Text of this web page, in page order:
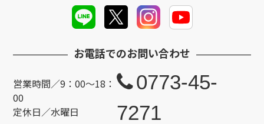
お電話でのお問い合わせ
営業時間／9：00～18：
00
定休日／水曜日
0773-45-
7271